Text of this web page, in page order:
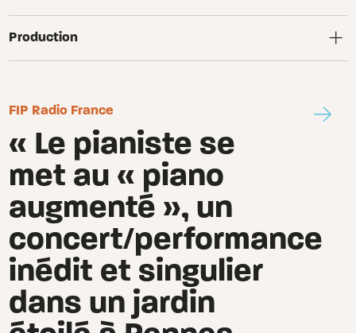
Production
FIP Radio France
« Le pianiste se
met au « piano
augmenté », un
concert/performance
inédit et singulier
dans un jardin